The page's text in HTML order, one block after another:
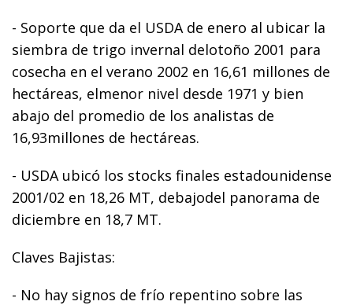
- Soporte que da el USDA de enero al ubicar la
siembra de trigo invernal delotoño 2001 para
cosecha en el verano 2002 en 16,61 millones de
hectáreas, elmenor nivel desde 1971 y bien
abajo del promedio de los analistas de
16,93millones de hectáreas.
- USDA ubicó los stocks finales estadounidense
2001/02 en 18,26 MT, debajodel panorama de
diciembre en 18,7 MT.
Claves Bajistas:
- No hay signos de frío repentino sobre las